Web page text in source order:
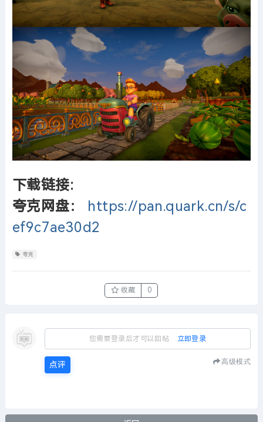
下载链接:
夸克网盘：
https://pan.quark.cn/s/c
ef9c7ae30d2
夸克
收藏 0
您需要登录后才可以回帖 立即登录
点评 高级模式